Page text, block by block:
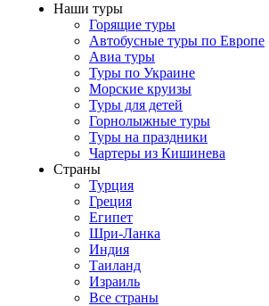
Наши туры
Горящие туры
Автобусные туры по Европе
Авиа туры
Туры по Украине
Морские круизы
Туры для детей
Горнолыжные туры
Туры на праздники
Чартеры из Кишинева
Страны
Турция
Греция
Египет
Шри-Ланка
Индия
Таиланд
Израиль
Все страны